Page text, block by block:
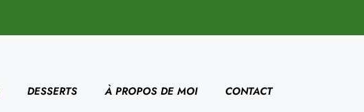
DESSERTS À PROPOS DE MOI CONTACT